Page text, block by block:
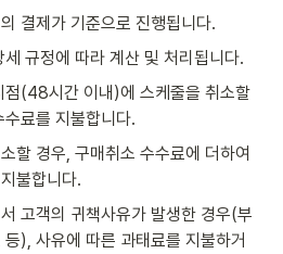
결제가 기준으로 진행됩니다.
규정에 따라 계산 및 처리됩니다.
점(48시간 이내)에 스케줄을 취소할
료를 지불합니다.
할 경우, 구매취소 수수료에 더하여
불합니다.
고객의 귀책사유가 발생한 경우(부
), 사유에 따른 과태료를 지불하거